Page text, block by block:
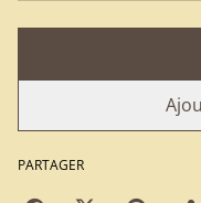
PARTAGER